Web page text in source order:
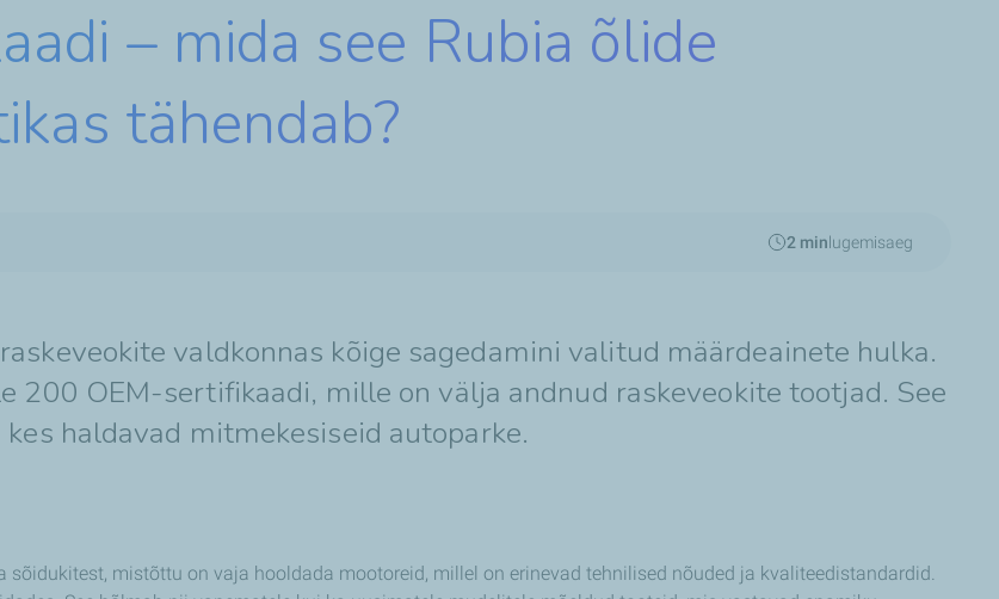
– mida see Rubia õlide
tähendab?
2 minlugemisaeg
valdkonnas kõige sagedamini valitud määrdeainete hulka.
200 OEM-sertifikaadi, mille on välja andnud raskeveokite tootjad. See
haldavad mitmekesiseid autoparke.
mistõttu on vaja hooldada mootoreid, millel on erinevad tehnilised nõuded ja kvaliteedistandardid.